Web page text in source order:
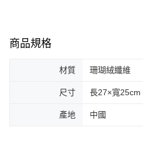
商品規格
材質 珊瑚絨纖維
尺寸 長27×寬25cm
產地 中國